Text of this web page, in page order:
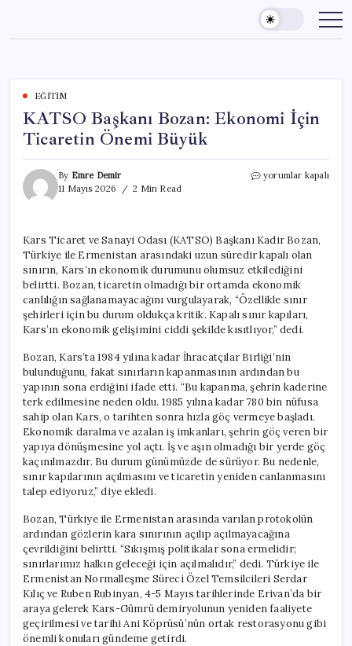
content
EĞITIM
KATSO Başkanı Bozan: Ekonomi İçin
Ticaretin Önemi Büyük
By Emre Demir
11 Mayıs 2026
2 Min Read
KATSO
Ticaretin
Önemi
Büyük
için
yorumlar kapalı
Kars Ticaret ve Sanayi Odası (KATSO) Başkanı Kadir Bozan,
Türkiye ile Ermenistan arasındaki uzun süredir kapalı olan
sınırın, Kars’ın ekonomik durumunu olumsuz etkilediğini
belirtti. Bozan, ticaretin olmadığı bir ortamda ekonomik
canlılığın sağlanamayacağını vurgulayarak, “Özellikle sınır
şehirleri için bu durum oldukça kritik. Kapalı sınır kapıları,
Kars’ın ekonomik gelişimini ciddi şekilde kısıtlıyor,” dedi.
Bozan, Kars’ta 1984 yılına kadar İhracatçılar Birliği’nin
bulunduğunu, fakat sınırların kapanmasının ardından bu
yapının sona erdiğini ifade etti. “Bu kapanma, şehrin kaderine
terk edilmesine neden oldu. 1985 yılına kadar 780 bin nüfusa
sahip olan Kars, o tarihten sonra hızla göç vermeye başladı.
Ekonomik daralma ve azalan iş imkanları, şehrin göç veren bir
yapıya dönüşmesine yol açtı. İş ve aşın olmadığı bir yerde göç
kaçınılmazdır. Bu durum günümüzde de sürüyor. Bu nedenle,
sınır kapılarının açılmasını ve ticaretin yeniden canlanmasını
talep ediyoruz,” diye ekledi.
Bozan, Türkiye ile Ermenistan arasında varılan protokolün
ardından gözlerin kara sınırının açılıp açılmayacağına
çevrildiğini belirtti. “Sıkışmış politikalar sona ermelidir;
sınırlarımız halkın geleceği için açılmalıdır,” dedi. Türkiye ile
Ermenistan Normalleşme Süreci Özel Temsilcileri Serdar
Kılıç ve Ruben Rubinyan, 4-5 Mayıs tarihlerinde Erivan’da bir
araya gelerek Kars-Gümrü demiryolunun yeniden faaliyete
geçirilmesi ve tarihi Ani Köprüsü’nün ortak restorasyonu gibi
önemli konuları gündeme getirdi.